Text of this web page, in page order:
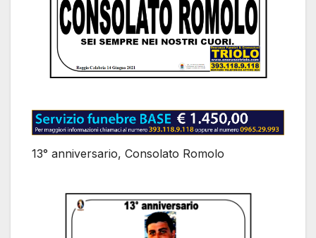
13° anniversario, Consolato Romolo